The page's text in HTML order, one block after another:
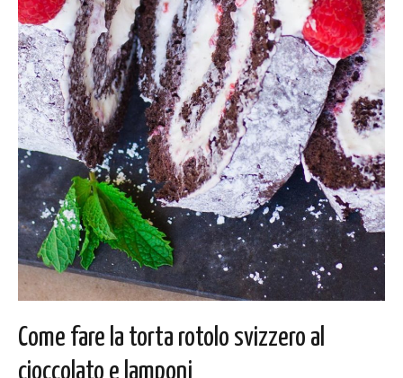
Come fare la torta rotolo svizzero al
cioccolato e lamponi